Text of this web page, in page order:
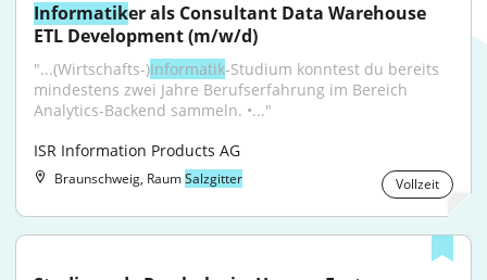
Informatiker als Consultant Data Warehouse
ETL Development (m/w/d)
"...(Wirtschafts-)Informatik-Studium konntest du bereits
mindestens zwei Jahre Berufserfahrung im Bereich
Analytics-Backend sammeln. •..."
ISR Information Products AG
Braunschweig, RaumSalzgitter Vollzeit